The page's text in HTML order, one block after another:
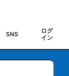
SNS
ログ
イン